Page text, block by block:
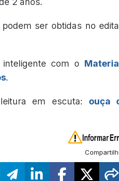
ser obtidas no
com o
.
em escuta: ouça